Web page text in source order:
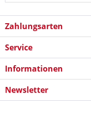
Zahlungsarten
Service
Informationen
Newsletter